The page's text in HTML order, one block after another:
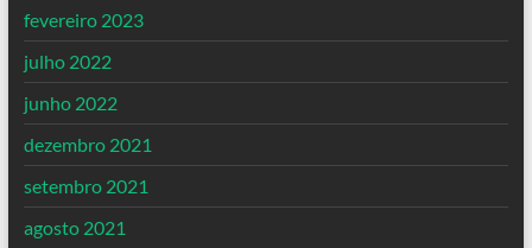
fevereiro 2023
julho 2022
junho 2022
dezembro 2021
setembro 2021
agosto 2021